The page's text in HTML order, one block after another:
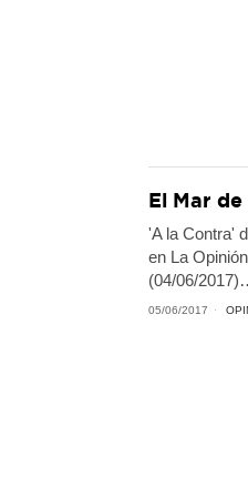
El Mar de
'A la Contra'
en La
(04/06/
05/06/2017